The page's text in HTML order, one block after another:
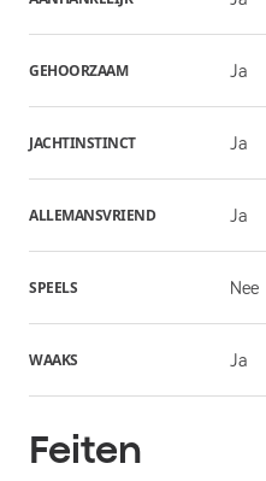
GEHOORZAAM Ja
JACHTINSTINCT Ja
ALLEMANSVRIEND Ja
SPEELS Nee
WAAKS Ja
Feiten